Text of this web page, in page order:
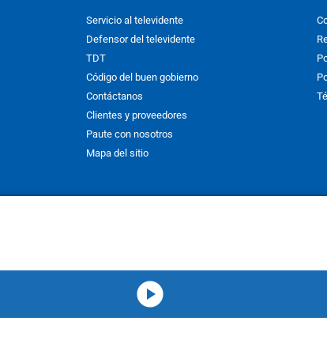
Servicio al televidente
Defensor del televidente
TDT
Código del buen gobierno
Contáctanos
Clientes y proveedores
Paute con nosotros
Mapa del sitio
su reproducción total o parcial, así como su traducción a
part, or translation without written permission is prohibited. All